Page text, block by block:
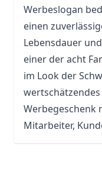
Werbeslogan
einen
Lebensdauer
einer der acht
im Look der
Werbegeschenk
Mitarbeiter,